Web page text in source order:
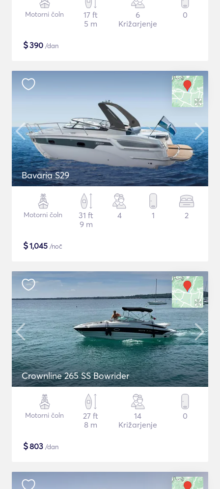
Motorni čoln
17 ft
5 m
6
Križarjenje
0
$390 /dan
Bavaria S29
Motorni čoln
31 ft
9 m
4 1 2
$1,045 /noč
Crownline 265 SS Bowrider
Motorni čoln
27 ft
8 m
14
Križarjenje
0
$803 /dan